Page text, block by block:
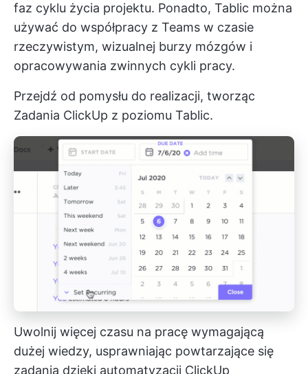
faz cyklu życia projektu. Ponadto, Tablic można
używać do współpracy z Teams w czasie
rzeczywistym, wizualnej burzy mózgów i
opracowywania zwinnych cykli pracy.
Przejdź od pomysłu do realizacji, tworząc
Zadania ClickUp z poziomu Tablic.
Uwolnij więcej czasu na pracę wymagającą
dużej wiedzy, usprawniając powtarzające się
zadania dzięki automatyzacji ClickUp